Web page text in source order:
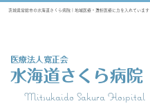
茨城県常総市の水海道さくら病院 | 地域医療・透析医療に力を入れています
医療法人寛正会
水海道さくら病院
Mitsukaido Sakura Hospital